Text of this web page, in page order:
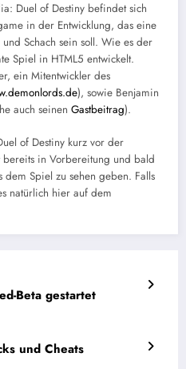
Duel of Destiny befindet sich
in der Entwicklung, das eine
Schach sein soll. Wie es der
Spiel in HTML5 entwickelt.
ein Mitentwickler des
), sowie Benjamin
auch seinen Gastbeitrag).
of Destiny kurz vor der
in Vorbereitung und bald
Spiel zu sehen geben. Falls
natürlich hier auf dem
Beta gestartet
und Cheats